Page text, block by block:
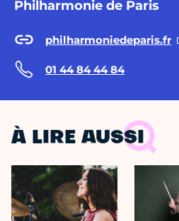
Philharmonie de Paris
philharmoniedeparis.fr
01 44 84 44 84
À LIRE AUSSI